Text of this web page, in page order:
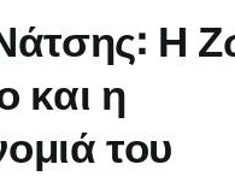
Η
και η
του